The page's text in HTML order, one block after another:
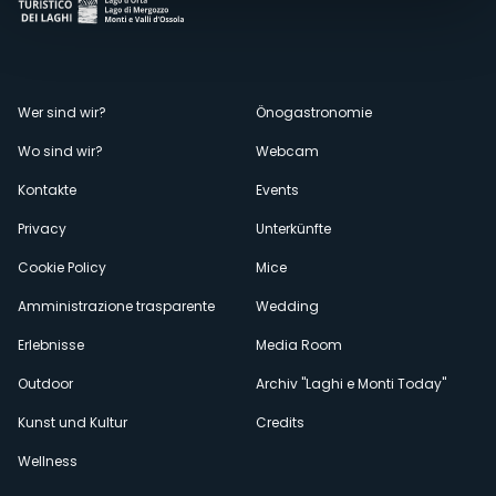
Menù
secondario
Wer sind wir?
Wo sind wir?
Kontakte
Privacy
Cookie Policy
Amministrazione trasparente
Erlebnisse
Outdoor
Kunst und Kultur
Wellness
Önogastronomie
Webcam
Events
Unterkünfte
Mice
Wedding
Media Room
Archiv "Laghi e Monti Today"
Credits